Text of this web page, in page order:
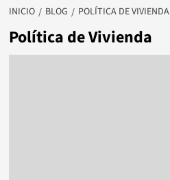
INICIO BLOG POLÍTICA DE VIVIENDA
Política de Vivienda